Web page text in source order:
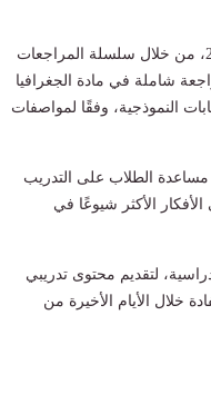
2026، من خلال سلسلة المراجعات
شاملة في مادة الجغرافيا
متعدد مع الإجابات النموذجية، وفقًا لمواصفات
مساعدة الطلاب على التدريب
الأكثر شيوعًا في
لتقديم محتوى تدريبي
خلال الأيام الأخيرة من